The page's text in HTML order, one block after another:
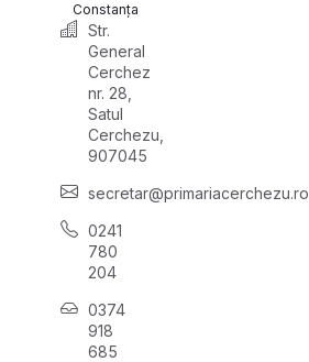
Constanța
Str.
General
Cerchez
nr. 28,
Satul
Cerchezu,
907045
secretar@primariacerchezu.ro
0241
780
204
0374
918
685